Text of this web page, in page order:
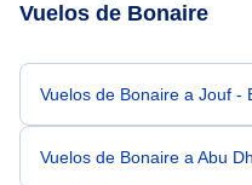
Vuelos de Bonaire
Vuelos de Bonaire a Jouf -
Vuelos de Bonaire a Abu